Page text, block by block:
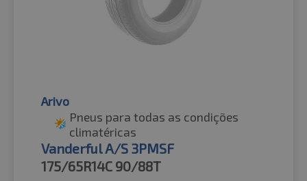
Arivo
Pneus para todas as condições
climatéricas
Vanderful A/S 3PMSF
175/65R14C 90/88T